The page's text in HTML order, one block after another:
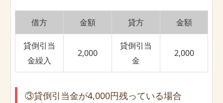
借方 金額 貸方 金額
貸倒引当
金繰入
2,000
貸倒引当
金
2,000
③貸倒引当金が4,000円残っている場合